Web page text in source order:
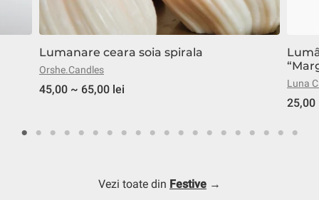
Lumanare ceara soia spirala
Orshe.Candles
45,00 ~ 65,00 lei Luna
25,00
Vezi toate din Festive →